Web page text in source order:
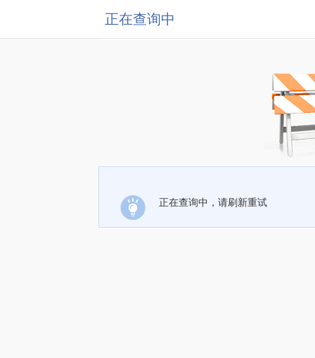
正在查询中
正在查询中，请刷新重试